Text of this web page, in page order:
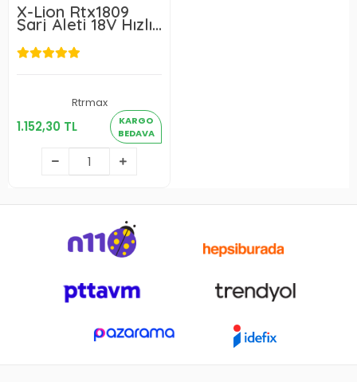
X-Lion Rtx1809
Şarj Aleti 18V Hızlı
Şarj 3Ah
Rtrmax
1.152,30 TL
KARGO
BEDAVA
1.152,30 TL
Sepete Ekle